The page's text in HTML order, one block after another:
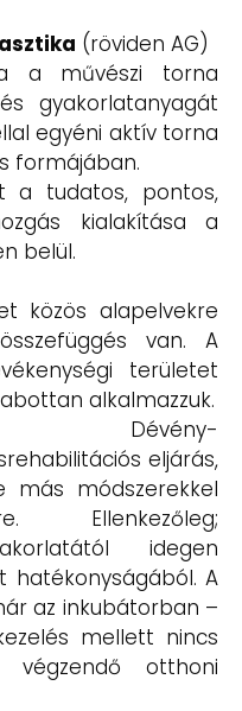
(röviden AG)
a művészi torna
gyakorlatanyagát
egyéni aktív torna
formájában.
a tudatos, pontos,
kialakítása a
belül.
közös alapelvekre
van. A
területet
alkalmazzuk.
eljárás,
más módszerekkel
Ellenkezőleg;
idegen
hatékonyságából. A
az inkubátorban –
mellett nincs
otthoni